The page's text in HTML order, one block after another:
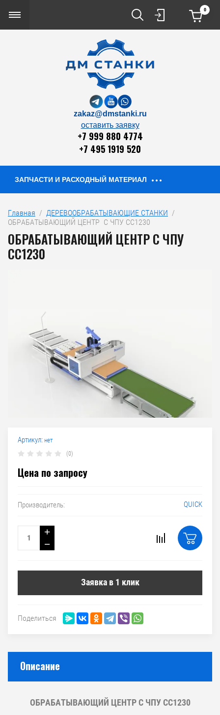
0
zakaz@dmstanki.ru
оставить заявку
+7 999 880 4774
+7 495 1919 520
ЗАПЧАСТИ И РАСХОДНЫЙ МАТЕРИАЛ
Главная
  /
ДЕРЕВООБРАБАТЫВАЮЩИЕ СТАНКИ
  /
ОБРАБАТЫВАЮЩИЙ ЦЕНТР  С ЧПУ CC1230
ОБРАБАТЫВАЮЩИЙ ЦЕНТР С ЧПУ
CC1230
Артикул: нет
(0)
Цена по запросу
Производитель: QUICK
+
−
Заявка в 1 клик
Поделиться
Описание
ОБРАБАТЫВАЮЩИЙ ЦЕНТР С ЧПУ CC1230